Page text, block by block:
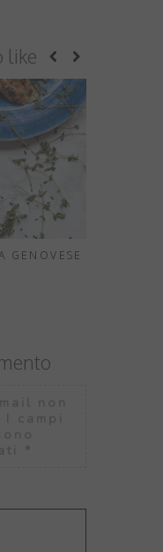
like
GENOVESE